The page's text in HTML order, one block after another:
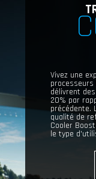
Vivez une
délivrent
20% par
précédente.
qualité de
Cooler
le type